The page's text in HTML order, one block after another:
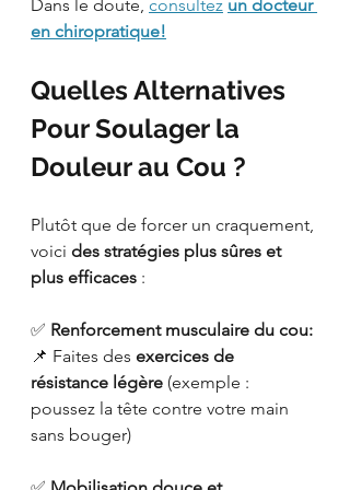
Dans le doute, consultez un docteur
en chiropratique!
Quelles Alternatives
Pour Soulager la
Douleur au Cou ?
Plutôt que de forcer un craquement,
voici des stratégies plus sûres et
plus efficaces :
✅ Renforcement musculaire du cou:
📌 Faites des exercices de
résistance légère (exemple :
poussez la tête contre votre main
sans bouger)